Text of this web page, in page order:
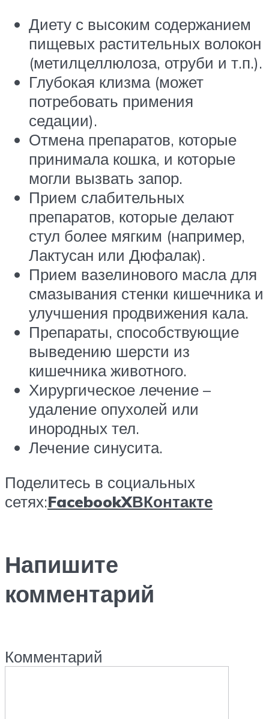
Диету с высоким содержанием
пищевых растительных волокон
(метилцеллюлоза, отруби и т.п.).
Глубокая клизма (может
потребовать примения
седации).
Отмена препаратов, которые
принимала кошка, и которые
могли вызвать запор.
Прием слабительных
препаратов, которые делают
стул более мягким (например,
Лактусан или Дюфалак).
Прием вазелинового масла для
смазывания стенки кишечника и
улучшения продвижения кала.
Препараты, способствующие
выведению шерсти из
кишечника животного.
Хирургическое лечение –
удаление опухолей или
инородных тел.
Лечение синусита.
Поделитесь в социальных
сетях:FacebookXВКонтакте
Напишите
комментарий
Комментарий